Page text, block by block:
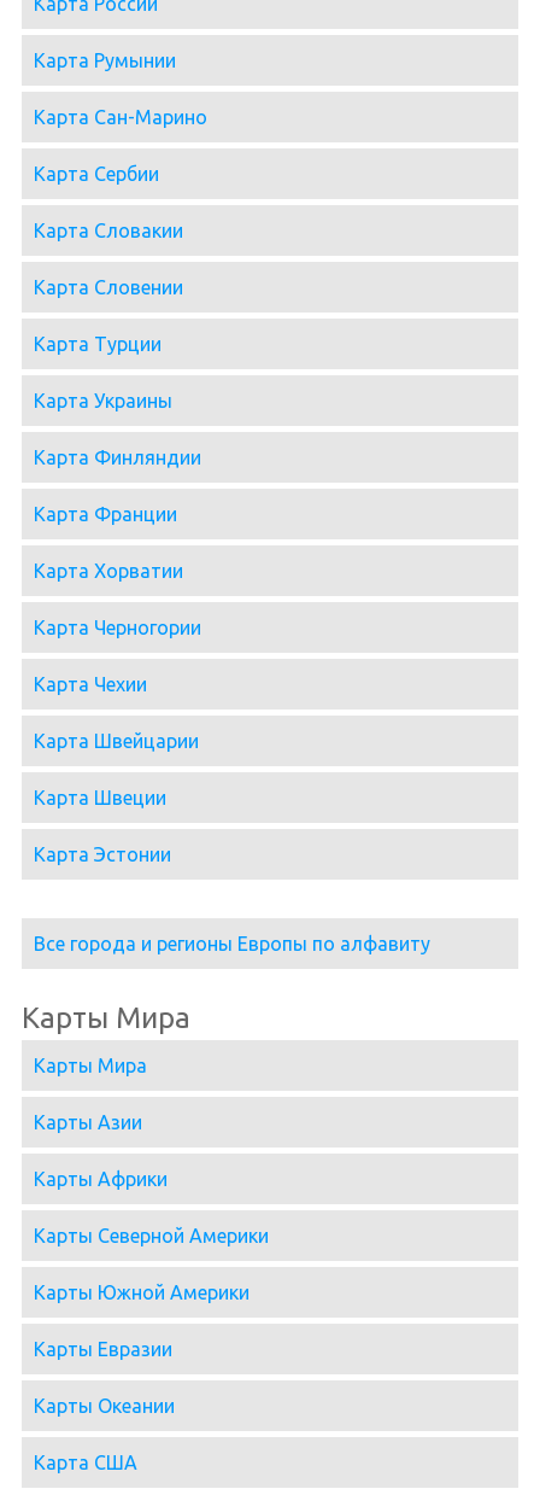
Карта Румынии
Карта Сан-Марино
Карта Сербии
Карта Словакии
Карта Словении
Карта Турции
Карта Украины
Карта Финляндии
Карта Франции
Карта Хорватии
Карта Черногории
Карта Чехии
Карта Швейцарии
Карта Швеции
Карта Эстонии
Все города и регионы Европы по алфавиту
Карты Мира
Карты Мира
Карты Азии
Карты Африки
Карты Северной Америки
Карты Южной Америки
Карты Евразии
Карты Океании
Карта США